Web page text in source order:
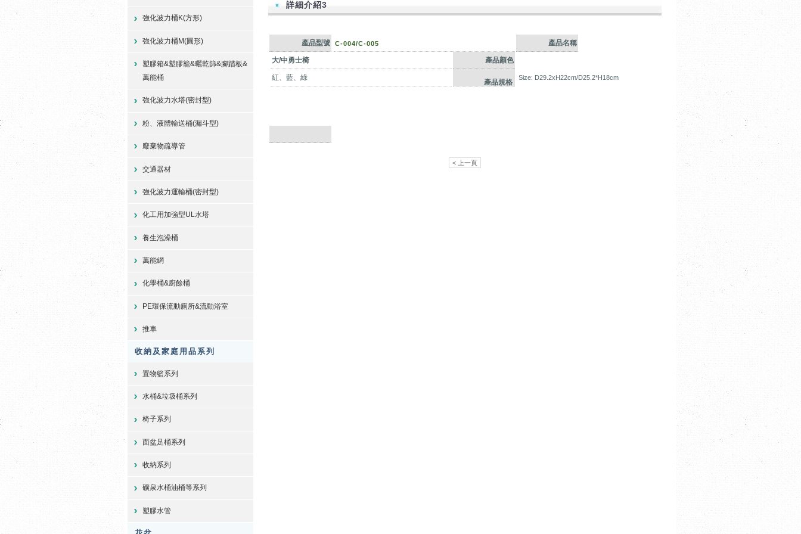
強化波力桶K(方形)
強化波力桶M(圓形)
塑膠箱&塑膠籠&曬乾篩&腳踏板&
萬能桶
強化波力水塔(密封型)
粉、液體輸送桶(漏斗型)
廢棄物疏導管
交通器材
強化波力運輸桶(密封型)
化工用加強型UL水塔
養生泡澡桶
萬能網
化學桶&廚餘桶
PE環保流動廁所&流動浴室
推車
收納及家庭用品系列
置物籃系列
水桶&垃圾桶系列
椅子系列
面盆足桶系列
收納系列
礦泉水桶油桶等系列
塑膠水管
詳細介紹3
產品型號 C-004/C-005 產品名稱
大/中勇士椅 產品顏色
紅、藍、綠
產品規格
Size: D29.2xH22cm/D25.2*H18cm
< 上一頁